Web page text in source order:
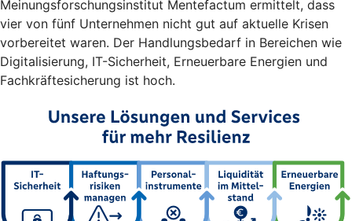
Meinungsforschungsinstitut Mentefactum ermittelt, dass
vier von fünf Unternehmen nicht gut auf aktuelle Krisen
vorbereitet waren. Der Handlungsbedarf in Bereichen wie
Digitalisierung, IT-Sicherheit, Erneuerbare Energien und
Fachkräftesicherung ist hoch.